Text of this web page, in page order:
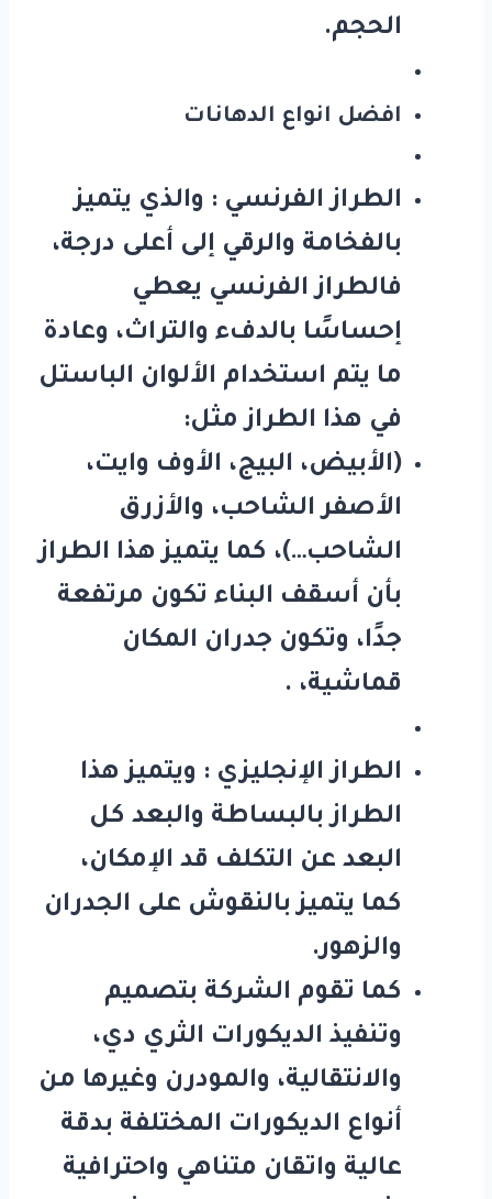
الحجم.
افضل انواع الدهانات
الطراز الفرنسي : والذي يتميز
بالفخامة والرقي إلى أعلى درجة،
فالطراز الفرنسي يعطي
إحساسًا بالدفء والتراث، وعادة
ما يتم استخدام الألوان الباستل
في هذا الطراز مثل:
(الأبيض، البيج، الأوف وايت،
الأصفر الشاحب، والأزرق
الشاحب…)، كما يتميز هذا الطراز
بأن أسقف البناء تكون مرتفعة
جدًا، وتكون جدران المكان
قماشية، .
الطراز الإنجليزي : ويتميز هذا
الطراز بالبساطة والبعد كل
البعد عن التكلف قد الإمكان،
كما يتميز بالنقوش على الجدران
والزهور.
كما تقوم الشركة بتصميم
وتنفيذ الديكورات الثري دي،
والانتقالية، والمودرن وغيرها من
أنواع الديكورات المختلفة بدقة
عالية واتقان متناهي واحترافية